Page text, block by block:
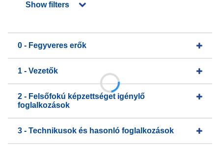
Show filters
0 - Fegyveres erők
1 - Vezetők
2 - Felsőfokú képzettséget igénylő
foglalkozások
3 - Technikusok és hasonló foglalkozások